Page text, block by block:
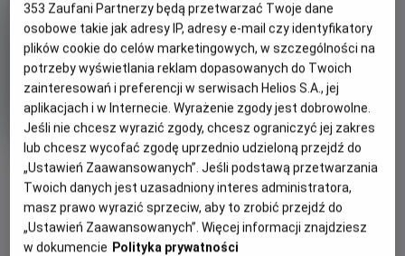
WKRÓTCE
OBSERWUJ
Koniec ulicy Dębowej
Oryginalny
tytuł
The End of Oak Street Gatunek
Thriller /
Przygodowy / Akcja / Science fiction
wiek
13 lat
Czas
trwania
99 min
Kraj
rok
produkcji
USA (2026)
PREMIERA WIĘCEJ SZCZEGÓŁÓW
353 Zaufani Partnerzy będą przetwarzać Twoje dane
osobowe takie jak adresy IP, adresy e-mail czy identyfikatory
plików cookie do celów marketingowych, w szczególności na
potrzeby wyświetlania reklam dopasowanych do Twoich
zainteresowań i preferencji w serwisach Helios S.A., jej
aplikacjach i w Internecie. Wyrażenie zgody jest dobrowolne.
Jeśli nie chcesz wyrazić zgody, chcesz ograniczyć jej zakres
lub chcesz wycofać zgodę uprzednio udzieloną przejdź do
„Ustawień Zaawansowanych”. Jeśli podstawą przetwarzania
Twoich danych jest uzasadniony interes administratora,
masz prawo wyrazić sprzeciw, aby to zrobić przejdź do
„Ustawień Zaawansowanych”. Więcej informacji znajdziesz
w dokumencie Polityka prywatności